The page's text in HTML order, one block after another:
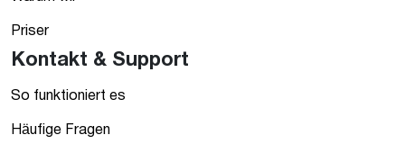
Priser
Kontakt & Support
So funktioniert es
Häufige Fragen